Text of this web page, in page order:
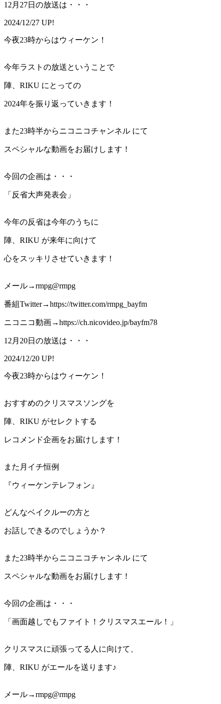
12月27日の放送は・・・
2024/12/27 UP!
今夜23時からはウィーケン！
今年ラストの放送ということで
陣、RIKU にとっての
2024年を振り返っていきます！
また23時半からニコニコチャンネル にて
スペシャルな動画をお届けします！
今回の企画は・・・
「反省大声発表会」
今年の反省は今年のうちに
陣、RIKU が来年に向けて
心をスッキリさせていきます！
メール→rmpg@rmpg
番組Twitter→https://twitter.com/rmpg_bayfm
ニコニコ動画→https://ch.nicovideo.jp/bayfm78
12月20日の放送は・・・
2024/12/20 UP!
今夜23時からはウィーケン！
おすすめのクリスマスソングを
陣、RIKU がセレクトする
レコメンド企画をお届けします！
また月イチ恒例
『ウィーケンテレフォン』
どんなベイクルーの方と
お話しできるのでしょうか？
また23時半からニコニコチャンネル にて
スペシャルな動画をお届けします！
今回の企画は・・・
「画面越しでもファイト！クリスマスエール！」
クリスマスに頑張ってる人に向けて、
陣、RIKU がエールを送ります♪
メール→rmpg@rmpg